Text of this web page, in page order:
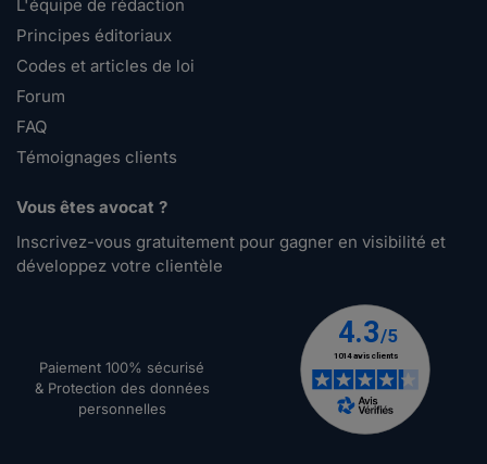
L'équipe de rédaction
Principes éditoriaux
Codes et articles de loi
Forum
FAQ
Témoignages clients
Vous êtes avocat ?
Inscrivez-vous gratuitement pour gagner en visibilité et
développez votre clientèle
Paiement 100% sécurisé
& Protection des données
personnelles